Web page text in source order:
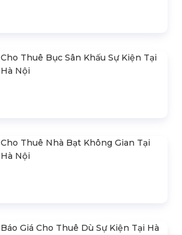
Cho Thuê Bục Sân Khấu Sự Kiện Tại
Hà Nội
Cho Thuê Nhà Bạt Không Gian Tại
Hà Nội
Báo Giá Cho Thuê Dù Sự Kiện Tại Hà